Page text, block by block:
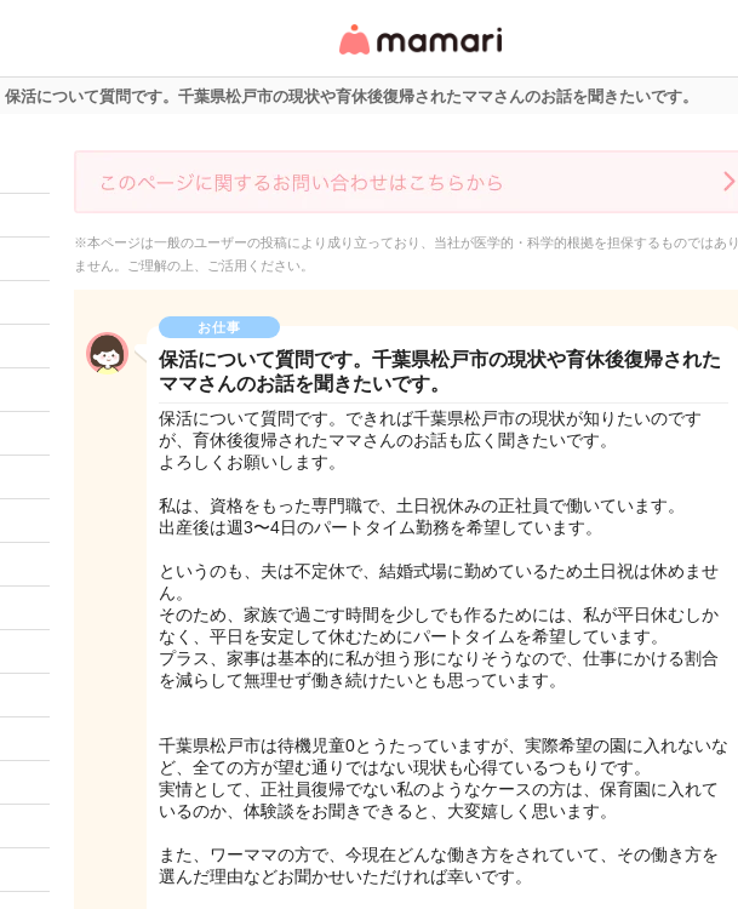
リ・情報サイト
保活について質問です。千葉県松戸市の現状や育休後復帰されたママさんのお話を聞きたいです。
※本ページは一般のユーザーの投稿により成り立っており、当社が医学的・科学的根拠を担保するものではあり
ません。ご理解の上、ご活用ください。
お仕事
保活について質問です。千葉県松戸市の現状や育休後復帰された
ママさんのお話を聞きたいです。
保活について質問です。できれば千葉県松戸市の現状が知りたいのです
が、育休後復帰されたママさんのお話も広く聞きたいです。
よろしくお願いします。
私は、資格をもった専門職で、土日祝休みの正社員で働いています。
出産後は週3〜4日のパートタイム勤務を希望しています。
というのも、夫は不定休で、結婚式場に勤めているため土日祝は休めませ
ん。
そのため、家族で過ごす時間を少しでも作るためには、私が平日休むしか
なく、平日を安定して休むためにパートタイムを希望しています。
プラス、家事は基本的に私が担う形になりそうなので、仕事にかける割合
を減らして無理せず働き続けたいとも思っています。
千葉県松戸市は待機児童0とうたっていますが、実際希望の園に入れないな
ど、全ての方が望む通りではない現状も心得ているつもりです。
実情として、正社員復帰でない私のようなケースの方は、保育園に入れて
いるのか、体験談をお聞きできると、大変嬉しく思います。
また、ワーママの方で、今現在どんな働き方をされていて、その働き方を
選んだ理由などお聞かせいただければ幸いです。